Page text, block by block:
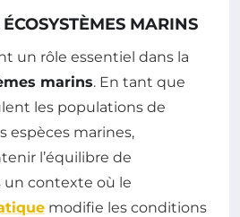
MARINS
un rôle essentiel dans la
marins. En tant que
les populations de
espèces marines,
l’équilibre de
un contexte où le
modifie les conditions